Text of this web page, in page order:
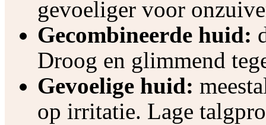
gevoeliger voor
Gecombineerde huid:
Droog en glimmend
Gevoelige huid:
op irritatie. Lage